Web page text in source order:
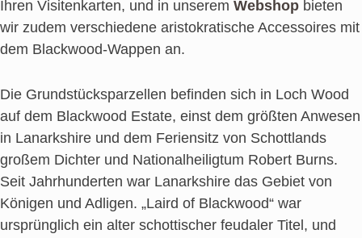
Ihren Visitenkarten, und in unserem Webshop bieten
wir zudem verschiedene aristokratische Accessoires mit
dem Blackwood-Wappen an.
Die Grundstücksparzellen befinden sich in Loch Wood
auf dem Blackwood Estate, einst dem größten Anwesen
in Lanarkshire und dem Feriensitz von Schottlands
großem Dichter und Nationalheiligtum Robert Burns.
Seit Jahrhunderten war Lanarkshire das Gebiet von
Königen und Adligen. „Laird of Blackwood“ war
ursprünglich ein alter schottischer feudaler Titel, und